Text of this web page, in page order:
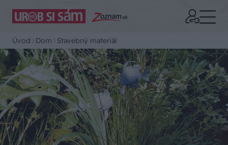
Úvod Dom Stavebný materiál